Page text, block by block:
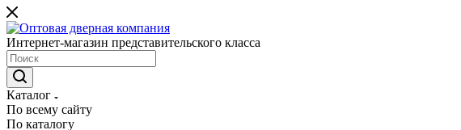
Интернет-магазин представительского класса
Каталог
По всему сайту
По каталогу